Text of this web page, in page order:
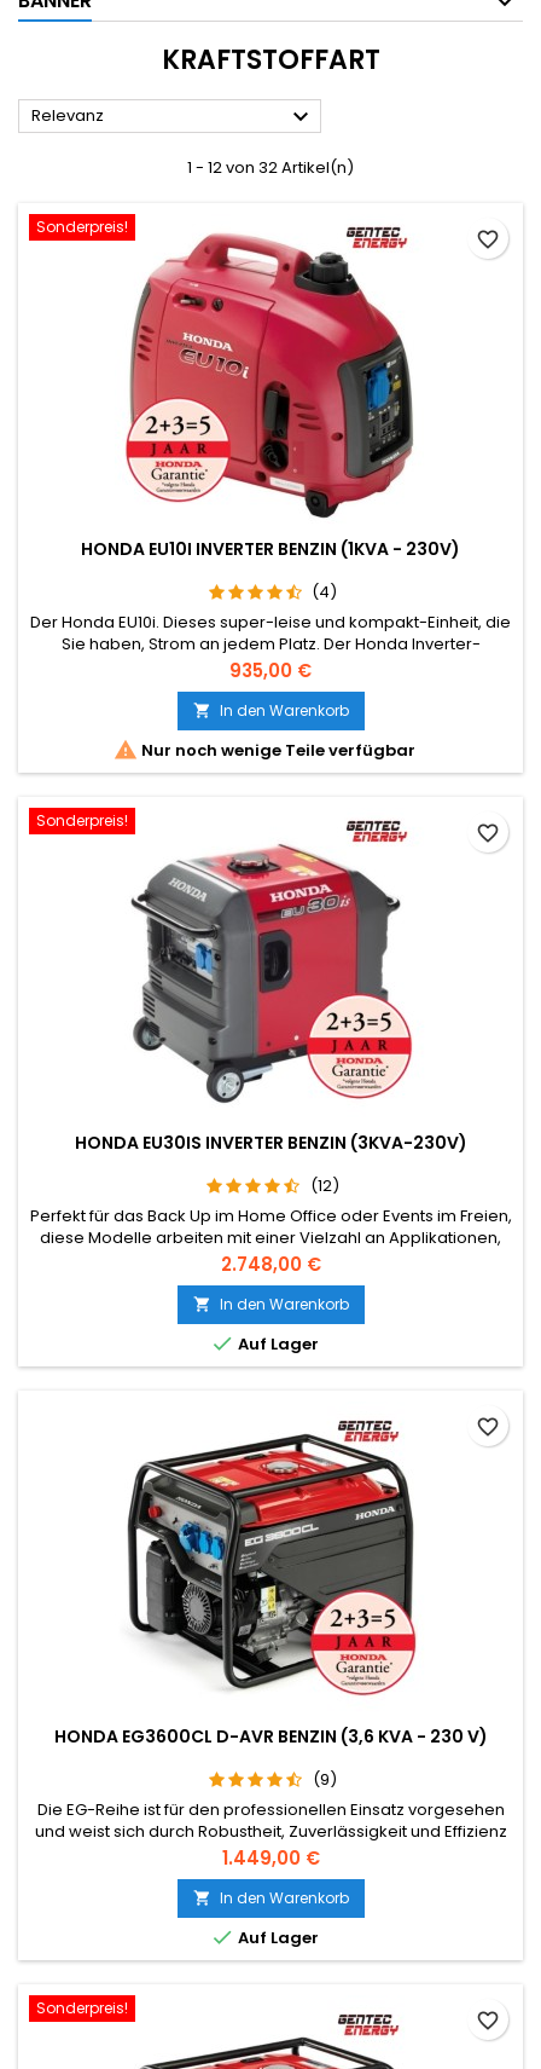
KRAFTSTOFFART
Relevanz 
1 - 12 von 32 Artikel(n)
Sonderpreis!
HONDA EU10I INVERTER BENZIN (1KVA - 230V)
(4)
Der Honda EU10i. Dieses super-leise und kompakt-Einheit, die
Sie haben, Strom an jedem Platz. Der Honda Inverter-
Technologie, das Gerät ist eine hohe Frequenz, und
spanningsnauwkeurigheid. Daher kann das Gerät überall
eingesetzt werden. Durch das geringe Gewicht der EU-10i ist
extrem einfach zu handhaben.
Preis
935,00 €
 In den Warenkorb
 Nur noch wenige Teile verfügbar
favorite_border
Sonderpreis!
HONDA EU30IS INVERTER BENZIN (3KVA-230V)
(12)
Perfekt für das Back Up im Home Office oder Events im Freien,
diese Modelle arbeiten mit einer Vielzahl an Applikationen,
mit einer qualitativ hochwertigen Stromversorgung.
Preis
2.748,00 €
 In den Warenkorb
 Auf Lager
favorite_border
HONDA EG3600CL D-AVR BENZIN (3,6 KVA - 230 V)
(9)
Die EG-Reihe ist für den professionellen Einsatz vorgesehen
und weist sich durch Robustheit, Zuverlässigkeit und Effizienz
aus. Diese Reihe eignet sich auch ausgezeichnetselbst für
die anspruchsvollsten, gewerblichen Anwendungen, wie z.B.
einem Mietservice.
Preis
1.449,00 €
 In den Warenkorb
 Auf Lager
favorite_border
Sonderpreis!
favorite_border